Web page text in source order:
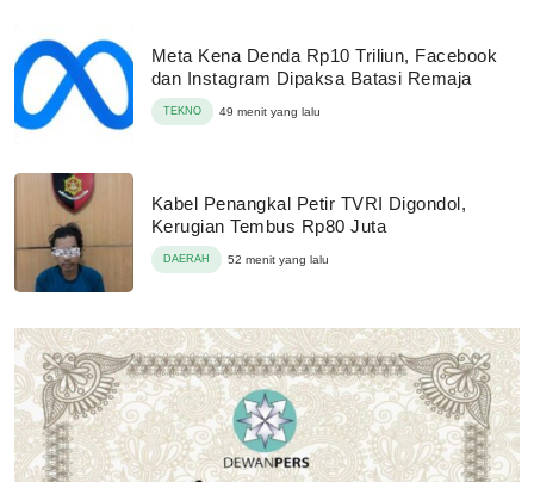
Meta Kena Denda Rp10 Triliun, Facebook
dan Instagram Dipaksa Batasi Remaja
TEKNO 49 menit yang lalu
Kabel Penangkal Petir TVRI Digondol,
Kerugian Tembus Rp80 Juta
DAERAH 52 menit yang lalu